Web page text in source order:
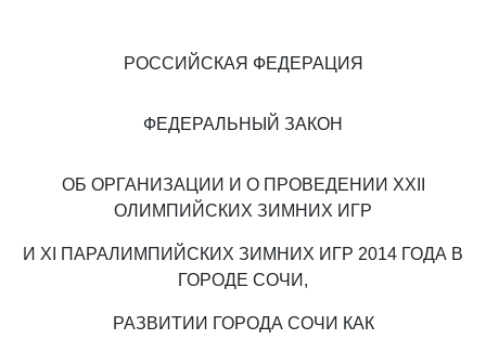
РОССИЙСКАЯ ФЕДЕРАЦИЯ
ФЕДЕРАЛЬНЫЙ ЗАКОН
ОБ ОРГАНИЗАЦИИ И О ПРОВЕДЕНИИ XXII
ОЛИМПИЙСКИХ ЗИМНИХ ИГР
И XI ПАРАЛИМПИЙСКИХ ЗИМНИХ ИГР 2014 ГОДА В
ГОРОДЕ СОЧИ,
РАЗВИТИИ ГОРОДА СОЧИ КАК